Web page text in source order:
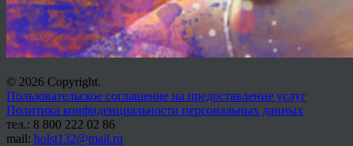
© 2026 Copyright.
Пользовательское соглашение на предоставление услуг
Политика конфиденциальности персональных данных
тел.: 8 800 222 02 86
mail: holst132@mail.ru